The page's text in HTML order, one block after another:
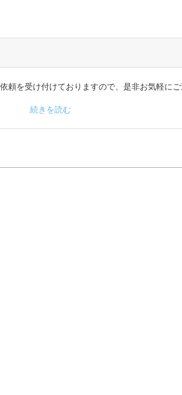
頼を受け付けておりますので、是非お気軽にご
続きを読む